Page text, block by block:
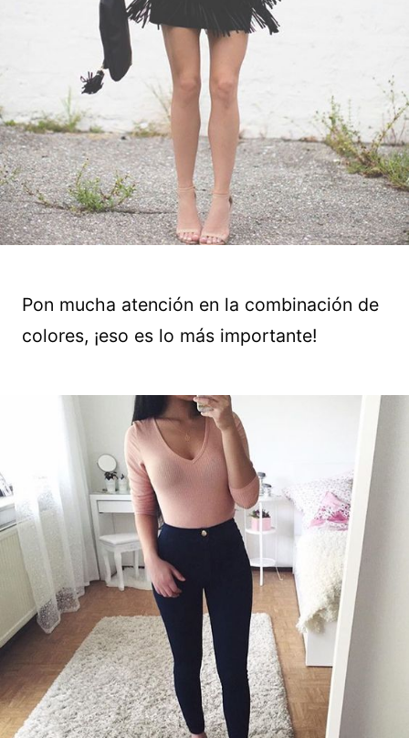
Pon mucha atención en la combinación de
colores, ¡eso es lo más importante!